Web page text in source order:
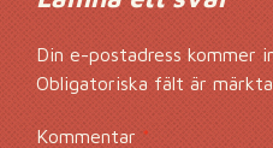
Din e-postadress kommer
Obligatoriska fält är
Kommentar*